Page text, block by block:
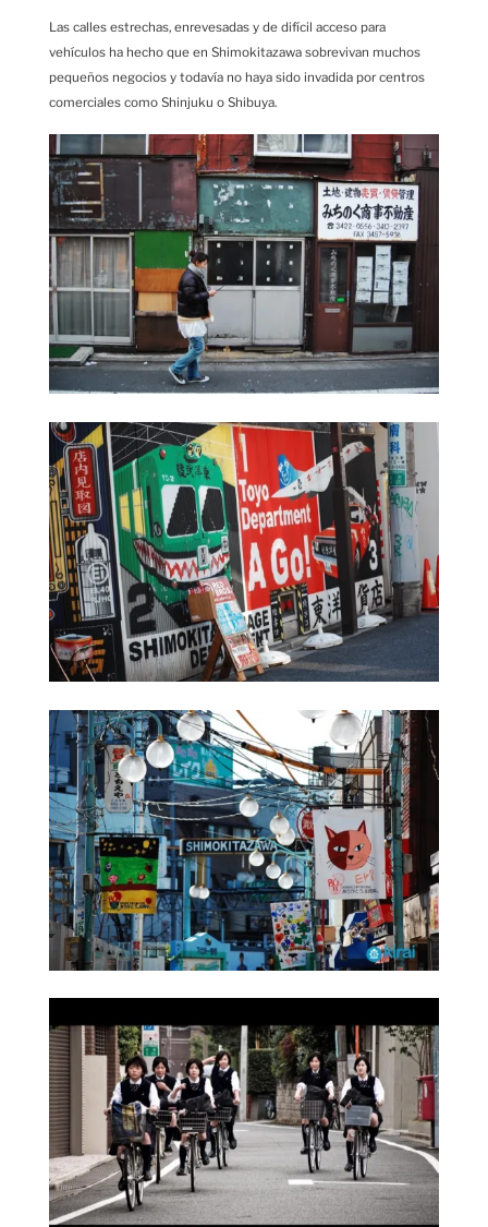
Las calles estrechas, enrevesadas y de difícil acceso para
vehículos ha hecho que en Shimokitazawa sobrevivan muchos
pequeños negocios y todavía no haya sido invadida por centros
comerciales como Shinjuku o Shibuya.